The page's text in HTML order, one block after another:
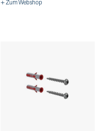
+ Zum Webshop